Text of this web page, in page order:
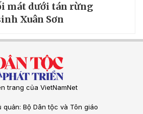
mát dưới tán rừng
Xuân Sơn
trang của VietNamNet
quản: Bộ Dân tộc và Tôn giáo